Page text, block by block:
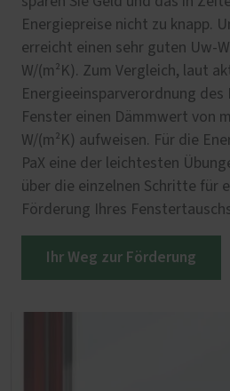
Energiepreise nicht zu knapp.
erreicht einen sehr guten Uw-
W/(m²K). Zum Vergleich, laut
Energieeinsparverordnung des
Fenster einen Dämmwert von
W/(m²K) aufweisen. Für die
PaX eine der leichtesten
über die einzelnen Schritte für
Förderung Ihres
Ihr Weg zur Förderung